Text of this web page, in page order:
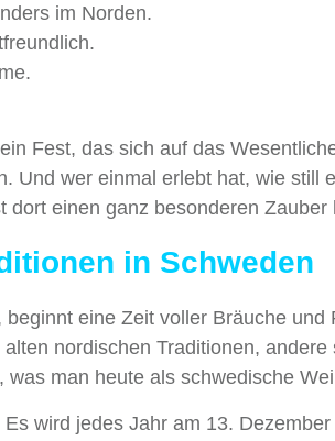
im Norden.
Fest, das sich auf das
Und wer einmal erlebt hat, wie still
einen ganz besonderen Zauber
in Schweden
eine Zeit voller Bräuche und
nordischen Traditionen, andere
man heute als schwedische
wird jedes Jahr am 13. Dezember